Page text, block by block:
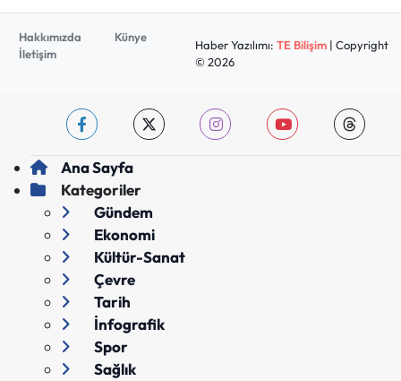
Hakkımızda
Künye
İletişim
Haber Yazılımı: TE Bilişim| Copyright
© 2026
Ana Sayfa
Kategoriler
Gündem
Ekonomi
Kültür-Sanat
Çevre
Tarih
İnfografik
Spor
Sağlık